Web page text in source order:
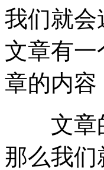
我们就会
文章有
章的内容
文章的
那么我